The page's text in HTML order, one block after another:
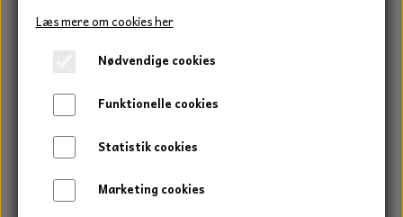
KILEREMME
LEJER
PAKDÅSER
LÅSERINGE
BEFÆSTELSE
HAVE/PARK
UNIVERSALE REMME TIL PLÆNEKLIPPER OG
HAVETRAKTOR
TRAKTOR/ENTREPRENØR
Læs mere om cookies her
Nødvendige cookies
Funktionelle cookies
Statistik cookies
Marketing cookies